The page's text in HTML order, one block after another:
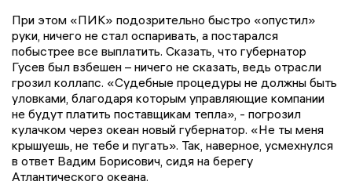
При этом «ПИК» подозрительно быстро «опустил»
руки, ничего не стал оспаривать, а постарался
побыстрее все выплатить. Сказать, что губернатор
Гусев был взбешен – ничего не сказать, ведь отрасли
грозил коллапс. «Судебные процедуры не должны быть
уловками, благодаря которым управляющие компании
не будут платить поставщикам тепла», - погрозил
кулачком через океан новый губернатор. «Не ты меня
крышуешь, не тебе и пугать». Так, наверное, усмехнулся
в ответ Вадим Борисович, сидя на берегу
Атлантического океана.